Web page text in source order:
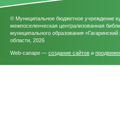
© Муниципальное бюджетное учреждение
межпоселенческая централизованная
муниципального образования
области, 2026
Web-canape — создание сайтов и